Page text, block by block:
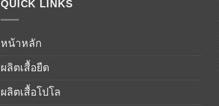
QUICK LINKS
หน้าหลัก
ผลิตเสื้อยืด
ผลิตเสื้อโปโล